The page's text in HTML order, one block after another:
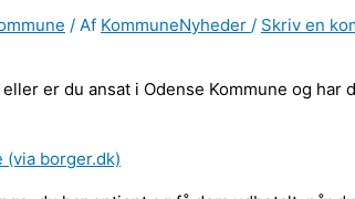
/ Af KommuneNyheder / Skriv en
er du ansat i Odense Kommune og har
borger.dk)